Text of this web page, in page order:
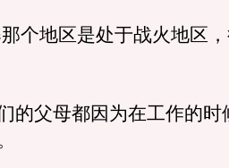
个地区是处于战火地区
的父母都因为在工作的时